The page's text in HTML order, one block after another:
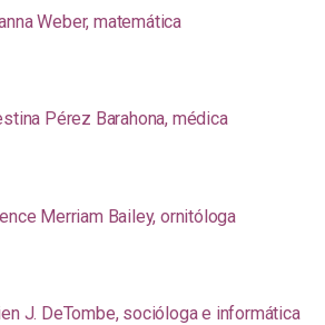
Weber, matemática
Pérez Barahona, médica
Merriam Bailey, ornitóloga
J. DeTombe, socióloga e informática